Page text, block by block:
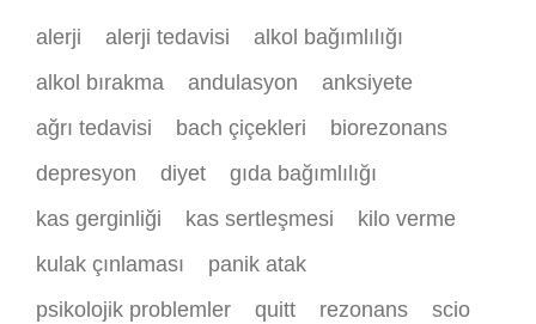
alerji alerji tedavisi
alkol bağımlılığı
alkol bırakma
andulasyon
anksiyete
ağrı tedavisi
bach çiçekleri
biorezonans
depresyon
diyet
gıda bağımlılığı
kas gerginliği
kas sertleşmesi
kilo verme
kulak çınlaması
panik atak
psikolojik problemler
quitt rezonans
scio